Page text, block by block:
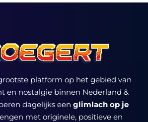
platform op het gebied van
en nostalgie binnen Nederland &
dagelijks een glimlach op je
met originele, positieve en